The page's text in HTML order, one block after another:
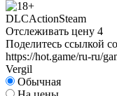
DLCActionSteam
Отслеживать цену 4
Поделитесь ссылкой
https://hot.game/ru-ru/
Vergil
Обычная